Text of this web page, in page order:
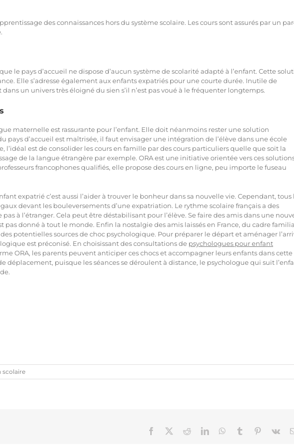
des connaissances hors du système scolaire. Les cours sont assurés par un
le pays d’accueil ne dispose d’aucun système de scolarité adapté à l’enfant. Cette
Elle s’adresse également aux enfants expatriés pour une courte durée. Inutile de
un univers très éloigné du sien s’il n’est pas voué à le fréquenter longtemps.
maternelle est rassurante pour l’enfant. Elle doit néanmoins rester une solution
pays d’accueil est maîtrisée, il faut envisager une intégration de l’élève dans une école
l’idéal est de consolider les cours en famille par des cours particuliers quelle que soit la
de la langue étrangère par exemple. ORA est une initiative orientée vers ces
francophones qualifiés, elle propose des cours en ligne, peu importe le fuseau
expatrié c’est aussi l’aider à trouver le bonheur dans sa nouvelle vie. Cependant, tous
devant les bouleversements d’une expatriation. Le rythme scolaire français a des
à l’étranger. Cela peut être déstabilisant pour l’élève. Se faire des amis dans une
pas donné à tout le monde. Enfin la nostalgie des amis laissés en France, du cadre
potentielles sources de choc psychologique. Pour préparer le départ et aménager
est préconisé. En choisissant des consultations de psychologues pour enfant
ORA, les parents peuvent anticiper ces chocs et accompagner leurs enfants dans cette
déplacement, puisque les séances se déroulent à distance, le psychologue qui suit
scolaire
Facebook RedditLinkedInWhatsApp
Tumblr Pinterest
Vk
se